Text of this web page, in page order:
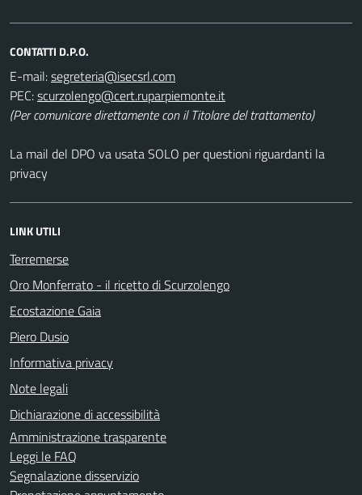
CONTATTI D.P.O.
E-mail:
PEC:
(Per comunicare direttamente con il Titolare del trattamento)
La mail del DPO va usata SOLO per questioni riguardanti la
privacy
LINK UTILI
Terremerse
Oro Monferrato - il ricetto di Scurzolengo
Ecostazione Gaia
Piero Dusio
Informativa privacy
Note legali
Dichiarazione di accessibilità
Amministrazione trasparente
Leggi le FAQ
Segnalazione disservizio